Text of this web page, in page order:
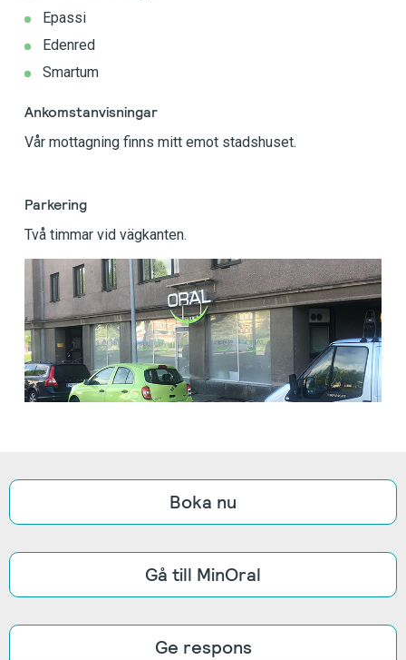
Epassi
Edenred
Smartum
Ankomstanvisningar
Vår mottagning finns mitt emot stadshuset.
Parkering
Två timmar vid vägkanten.
Boka nu
Gå till MinOral
Ge respons